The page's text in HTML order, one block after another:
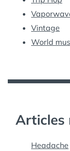
Vintage
World
Articles
Headache